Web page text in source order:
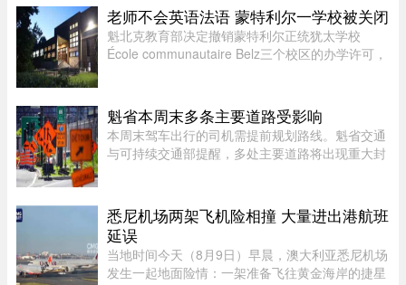
新一轮关税的日期临近，双方谈判日益紧张。《环
球邮报》据三位知情业内人 ...
老师不会英语法语 蒙特利尔一学校被关闭
魁北克教育部决定撤销蒙特利尔正统犹太学校
École communautaire Belz三个校区的办学许可，
魁北克行政法庭获得的文件，学校 ...
魁省本周末多条主要道路受影响
本周末驾车出行的司机需提前规划路线。魁省交通
与可持续交通部提醒，多处主要道路将出现重大封
堵。20号高速（Boucherville ...
悉尼机场两架飞机险相撞 大量进出港航班
延误
当地时间今天（8月9日）早晨，澳大利亚悉尼机场
发生一起地面险情：一架准备飞往黄金海岸的捷星